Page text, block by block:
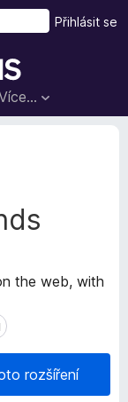
Přihlásit se
the web, with
rozšíření